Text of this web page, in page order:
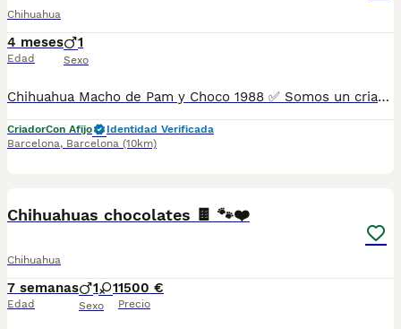
Chihuahua
4 meses
Edad
1
Sexo
Chihuahua Macho de Pam y Choco 1988 ✅ Somos un criadero autorizado y certificado por la Generalitat de Catalunya bajo el número de Núcleo Zoológico G25/00314. PARA MÁS INFORMACIÓN: ☎️ 933095977 📱 685878504 / 674320847 🐶 Programa una visita para conocerlos 💻 Más fotos y vídeos en nuestra web www.aquanatura.es 🚙 Hacemos envíos 📌 Calle Roger de Flor 45, muy cerca del Arc de Triomf de Barcelona, de Lunes a Sábados. Se entregan con sus vacunas, desparasitados interna y externamente, con microchip y su registro, cartilla sanitaria y contrato de garantías, documentación legal y factura. AQUANATURA
CriadorCon Afijo
Identidad Verificada
Barcelona, Barcelona (10km)
Chihuahuas chocolates 🍫 🐾❤️
Chihuahua
7 semanas
Edad
1 1
Sexo
1500 €
Precio